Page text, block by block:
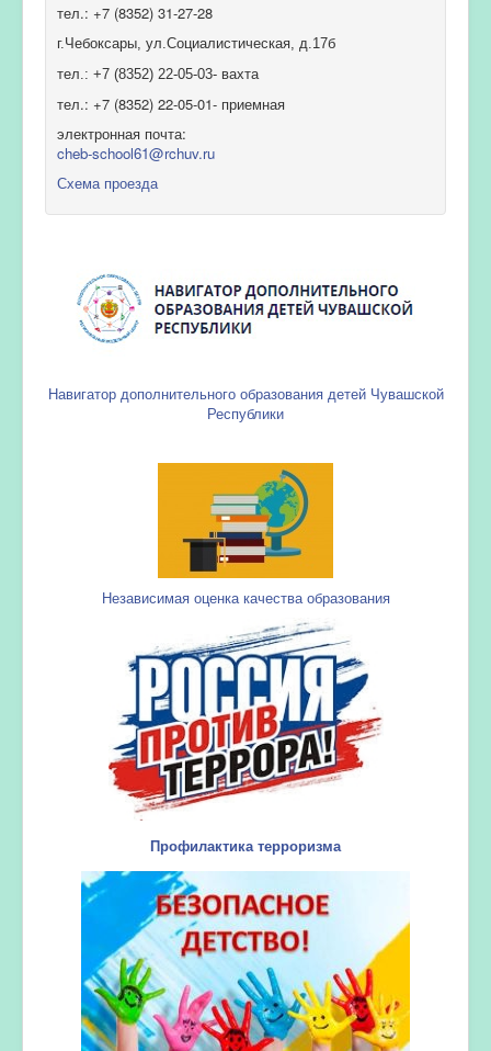
тел.: +7 (8352) 31-27-28
г.Чебоксары, ул.Социалистическая, д.17б
тел.: +7 (8352) 22-05-03- вахта
тел.: +7 (8352) 22-05-01- приемная
электронная почта:
cheb-school61@rchuv.ru
Схема проезда
Навигатор дополнительного образования детей Чувашской
Республики
Независимая оценка качества образования
Профилактика терроризма